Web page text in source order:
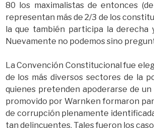
80 los maximalistas de entonces
representan más de 2/3 de los
la que también participa la
Nuevamente no podemos sino
La Convención Constitucional fue
de los más diversos sectores de la
quienes pretenden apoderarse de
promovido por Warnken formaron
de corrupción plenamente
tan delincuentes. Tales fueron los